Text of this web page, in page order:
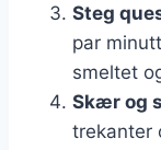
Steg
par
smeltet
Skær og
trekanter